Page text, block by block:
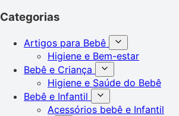
Categorias
Artigos para Bebê
Higiene e Bem-estar
Bebê e Criança
Higiene e Saúde do Bebê
Bebê e Infantil
Acessórios bebê e Infantil